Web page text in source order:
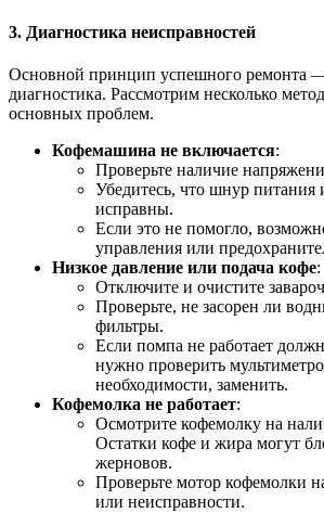
3. Диагностика неисправностей
Основной принцип успешного ремонта
диагностика. Рассмотрим несколько
основных проблем.
Кофемашина не включается:
Проверьте наличие
Убедитесь, что шнур питания
исправны.
Если это не помогло,
управления или
Низкое давление или подача кофе:
Отключите и очистите
Проверьте, не засорен ли
фильтры.
Если помпа не работает
нужно проверить
необходимости, заменить.
Кофемолка не работает:
Осмотрите кофемолку на
Остатки кофе и жира могут
жерновов.
Проверьте мотор кофемолки
или неисправности.